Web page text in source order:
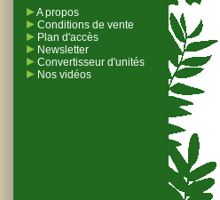
A propos
Conditions de vente
Plan d'accès
Newsletter
Convertisseur d'unités
Nos vidéos